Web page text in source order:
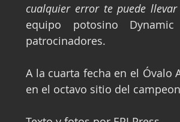
cualquier error te puede
equipo potosino
patrocinadores.
A la cuarta fecha en el Óvalo
en el octavo sitio del